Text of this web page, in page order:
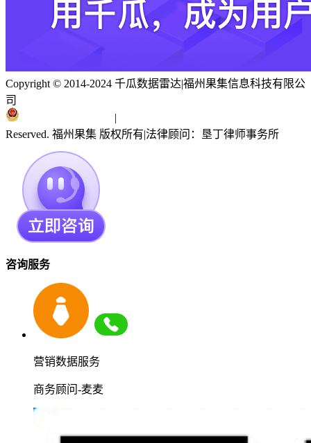
Copyright © 2014-2024 千瓜数据雷达|福州果集信息科技有限公
司
|
Reserved. 福州果集 版权所有|法律顾问：垦丁律师事务所
咨询服务
营销数据服务
商务顾问-麦麦